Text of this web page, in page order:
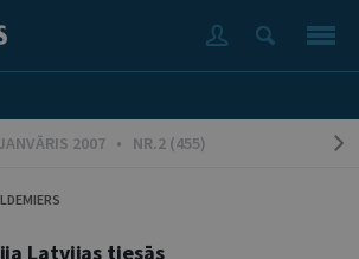
2007 • NR.2 (455)
Latvijas tiesās